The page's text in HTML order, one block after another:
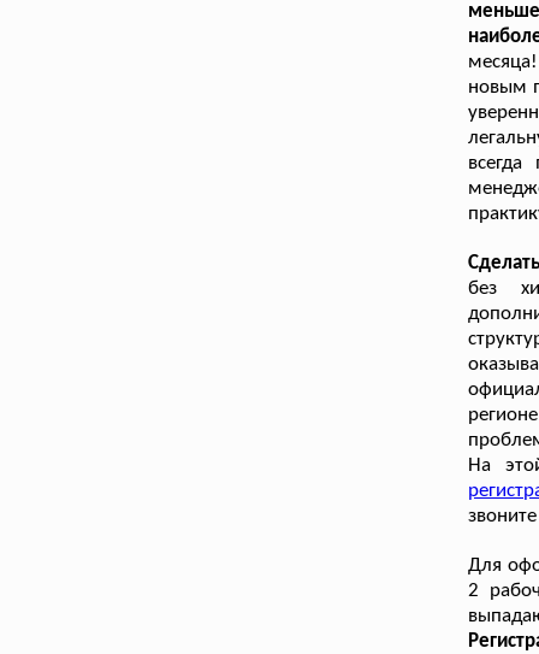
новым
без
На
Для
2